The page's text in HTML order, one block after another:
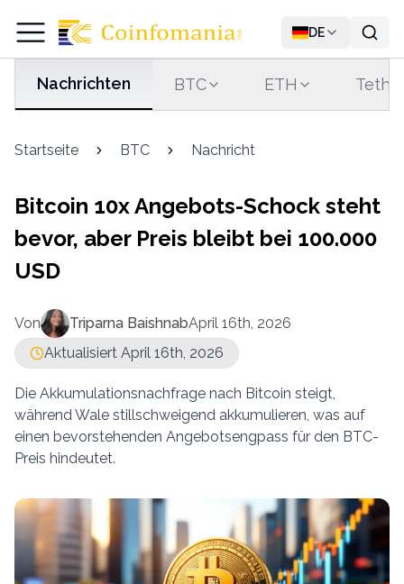
DE
Nachrichten BTC ETH
Startseite BTC Nachricht
Bitcoin 10x Angebots-Schock steht
bevor, aber Preis bleibt bei 100.000
USD
Von Triparna BaishnabApril 16th, 2026
Aktualisiert April 16th, 2026
Die Akkumulationsnachfrage nach Bitcoin steigt,
während Wale stillschweigend akkumulieren, was auf
einen bevorstehenden Angebotsengpass für den BTC-
Preis hindeutet.